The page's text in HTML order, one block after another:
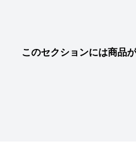
このセクションには商品